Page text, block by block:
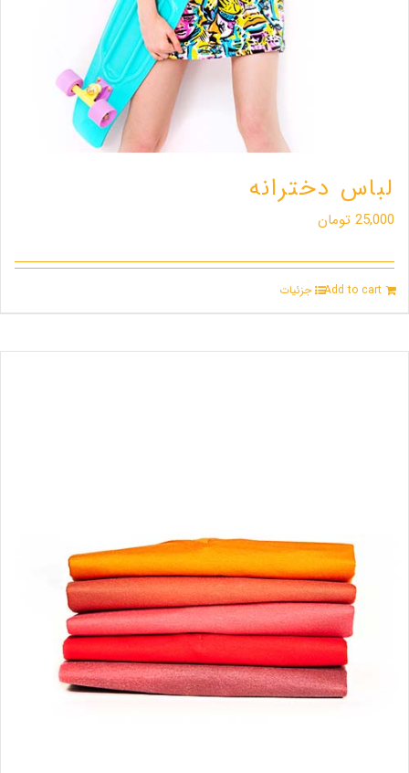
لباس دخترانه
25,000 تومان
Add to cart جزئیات